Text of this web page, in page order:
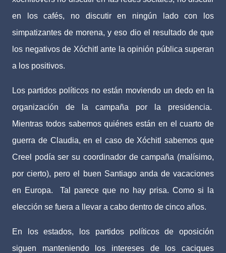
en los cafés, no discutir en ningún lado con los
simpatizantes de morena, y eso dio el resultado de que
los negativos de Xóchitl ante la opinión pública superan
a los positivos.
Los partidos políticos no están moviendo un dedo en la
organización de la campaña por la presidencia.
Mientras todos sabemos quiénes están en el cuarto de
guerra de Claudia, en el caso de Xóchitl sabemos que
Creel podía ser su coordinador de campaña (malísimo,
por cierto), pero el buen Santiago anda de vacaciones
en Europa.
Tal parece que no hay prisa. Como si la
elección se fuera a llevar a cabo dentro de cinco años.
En los estados, los partidos políticos de oposición
siguen manteniendo los intereses de los caciques